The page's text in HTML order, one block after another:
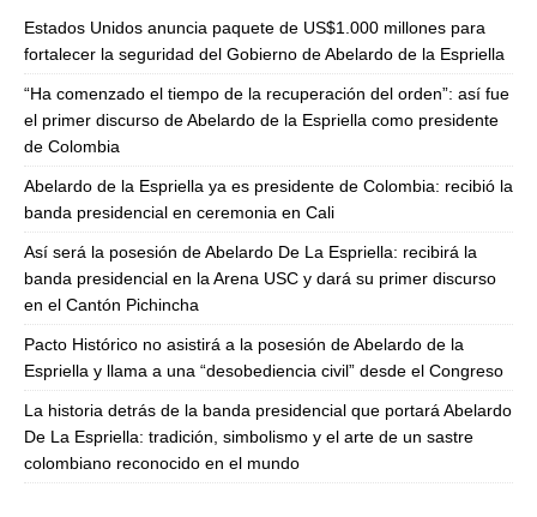
Estados Unidos anuncia paquete de US$1.000 millones para
fortalecer la seguridad del Gobierno de Abelardo de la Espriella
“Ha comenzado el tiempo de la recuperación del orden”: así fue
el primer discurso de Abelardo de la Espriella como presidente
de Colombia
Abelardo de la Espriella ya es presidente de Colombia: recibió la
banda presidencial en ceremonia en Cali
Así será la posesión de Abelardo De La Espriella: recibirá la
banda presidencial en la Arena USC y dará su primer discurso
en el Cantón Pichincha
Pacto Histórico no asistirá a la posesión de Abelardo de la
Espriella y llama a una “desobediencia civil” desde el Congreso
La historia detrás de la banda presidencial que portará Abelardo
De La Espriella: tradición, simbolismo y el arte de un sastre
colombiano reconocido en el mundo